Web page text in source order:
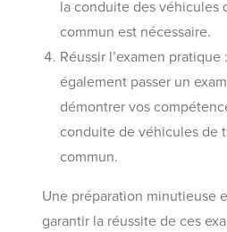
la conduite des véhicules
commun est nécessaire.
Réussir l’examen pratique
également passer un
démontrer vos
conduite de véhicules de
commun.
Une préparation minutieuse
garantir la réussite de ces